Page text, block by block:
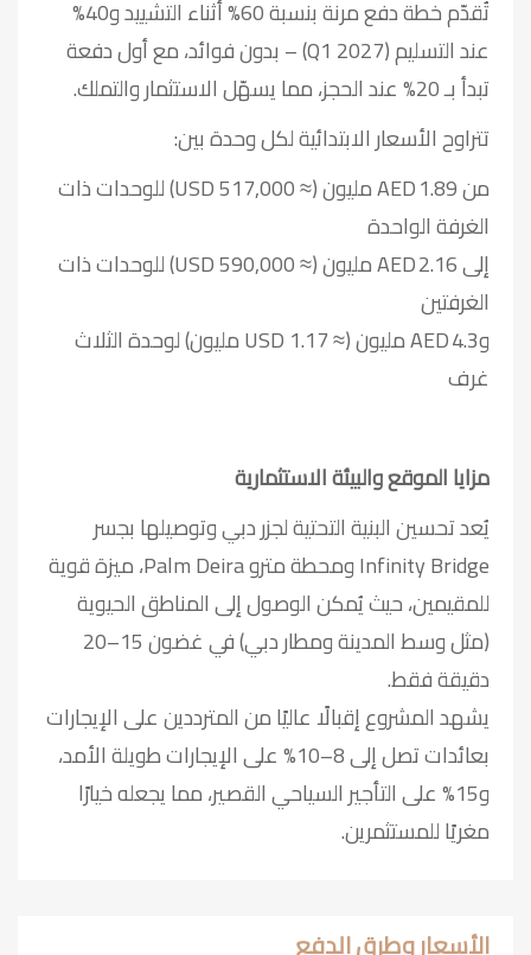
تُقدّم خطة دفع مرنة بنسبة 60% أثناء التشييد و40%
عند التسليم (Q1 2027) – بدون فوائد، مع أول دفعة
تبدأ بـ 20% عند الحجز، مما يسهّل الاستثمار والتملك.
تتراوح الأسعار الابتدائية لكل وحدة بين:
من AED 1.89 مليون (≈ USD 517,000) للوحدات ذات
الغرفة الواحدة
إلى AED 2.16 مليون (≈ USD 590,000) للوحدات ذات
الغرفتين
وAED 4.3 مليون (≈ USD 1.17 مليون) لوحدة الثلاث
غرف
مزايا الموقع والبيئة الاستثمارية
يُعد تحسين البنية التحتية لجزر دبي وتوصيلها بجسر
Infinity Bridge ومحطة مترو Palm Deira، ميزة قوية
للمقيمين، حيث يُمكن الوصول إلى المناطق الحيوية
(مثل وسط المدينة ومطار دبي) في غضون 15–20
دقيقة فقط.
يشهد المشروع إقبالًا عاليًا من المترددين على الإيجارات
بعائدات تصل إلى 8–10% على الإيجارات طويلة الأمد،
و15% على التأجير السياحي القصير، مما يجعله خيارًا
مغريًا للمستثمرين.
الأسعار وطرق الدفع